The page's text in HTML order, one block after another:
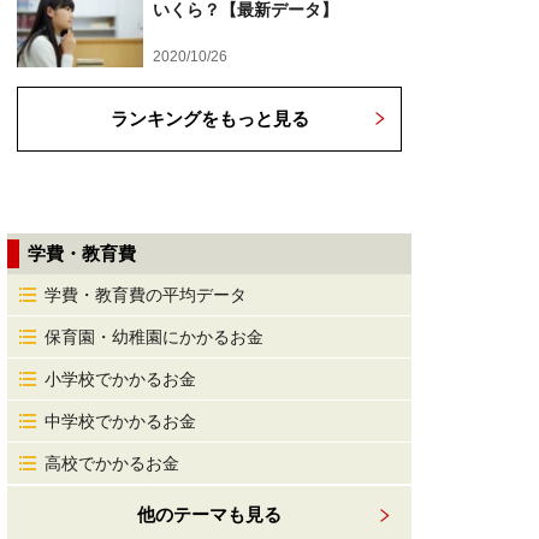
いくら？【最新データ】
2020/10/26
ランキングをもっと見る
学費・教育費
学費・教育費の平均データ
保育園・幼稚園にかかるお金
小学校でかかるお金
中学校でかかるお金
高校でかかるお金
他のテーマも見る